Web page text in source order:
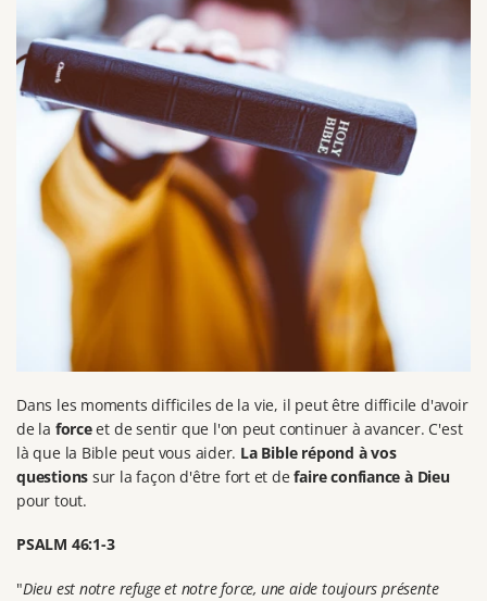
Dans les moments difficiles de la vie, il peut être difficile d'avoir
de la forceet de sentir que l'on peut continuer à avancer. C'est
là que la Bible peut vous aider. La Bible répond à vos
questions sur la façon d'être fort et defaire confiance à Dieu
pour tout.
PSALM 46:1-3
"Dieu est notre refuge et notre force, une aide toujours présente